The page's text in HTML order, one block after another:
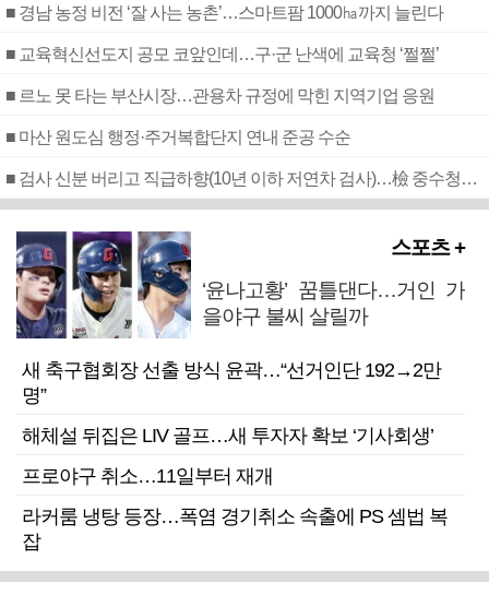
■ 경남 농정 비전 ‘잘 사는 농촌’…스마트팜 1000㏊까지 늘린다
■ 교육혁신선도지 공모 코앞인데…구·군 난색에 교육청 ‘쩔쩔’
■ 르노 못 타는 부산시장…관용차 규정에 막힌 지역기업 응원
■ 마산 원도심 행정·주거복합단지 연내 준공 수순
■ 검사 신분 버리고 직급하향(10년 이하 저연차 검사)…檢 중수청행 기피
스포츠 +
‘윤나고황’ 꿈틀댄다…거인 가
을야구 불씨 살릴까
새 축구협회장 선출 방식 윤곽…“선거인단 192→2만
명”
해체설 뒤집은 LIV 골프…새 투자자 확보 ‘기사회생’
프로야구 취소…11일부터 재개
라커룸 냉탕 등장…폭염 경기취소 속출에 PS 셈법 복
잡